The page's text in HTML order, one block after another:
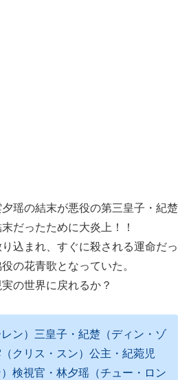
瑶の結末が悪役の第三皇子・紀楚
だったために大炎上！！
込まれ、すぐに殺される運命だっ
の花青歌となっていた。
の世界に戻れるか？
ン）三皇子・紀楚（ディン・ゾ
クリス・スン）公主・紀菀児
）検視官・林夕瑶（チュー・ロン